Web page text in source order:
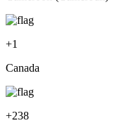
+1
Canada
+238